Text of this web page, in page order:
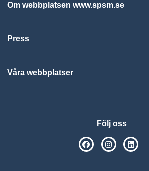
Om webbplatsen www.spsm.se
Press
Våra webbplatser
Följ oss
SPSM påSPSM